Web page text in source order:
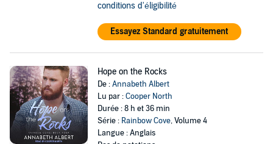
conditions d'éligibilité
Essayez Standard gratuitement
Hope on the Rocks
De :Annabeth Albert
Lu par :Cooper North
Durée : 8 h et 36 min
Série : Rainbow Cove, Volume 4
Langue : Anglais